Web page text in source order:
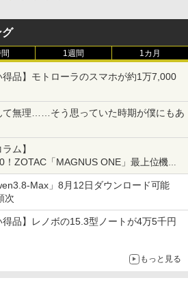
グ
1週間 1カ月
得品】モトローラのスマホが約1万7,000
て無理……そう思っていた時期が僕にもあ
ム】
ZOTAC「MAGNUS ONE」最上位機の
Max」8月12日ダウンロード可能
次
得品】レノボの15.3型ノートが4万5千円
もっと見る